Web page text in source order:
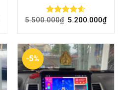
Rated4.56
5.500.000₫ 5.200.000₫
-5%